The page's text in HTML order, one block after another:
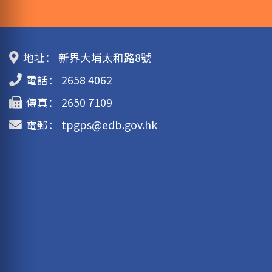
地址：
新界大埔太和路8號
電話：
2658 4062
傳真：
2650 7109
電郵：
tpgps@edb.gov.hk